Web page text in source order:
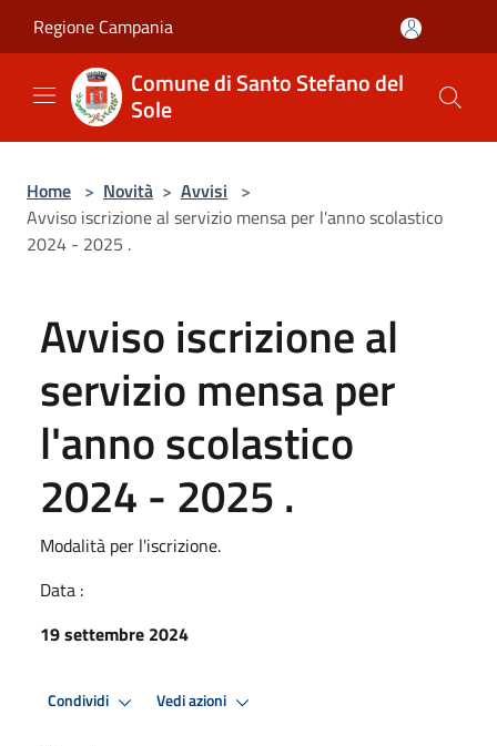
Regione Campania
Comune di Santo Stefano del
Sole
Home > Novità > Avvisi >
Avviso iscrizione al servizio mensa per l'anno scolastico
2024 - 2025 .
Avviso iscrizione al
servizio mensa per
l'anno scolastico
2024 - 2025 .
Modalità per l'iscrizione.
Data :
19 settembre 2024
Condividi Vedi azioni